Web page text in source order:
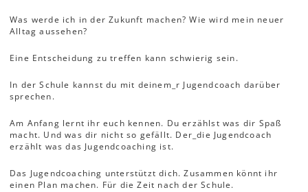
Was werde ich in der Zukunft machen? Wie wird mein neuer
Alltag aussehen?
Eine Entscheidung zu treffen kann schwierig sein.
In der Schule kannst du mit deinem_r Jugendcoach darüber
sprechen.
Am Anfang lernt ihr euch kennen. Du erzählst was dir Spaß
macht. Und was dir nicht so gefällt. Der_die Jugendcoach
erzählt was das Jugendcoaching ist.
Das Jugendcoaching unterstützt dich. Zusammen könnt ihr
einen Plan machen. Für die Zeit nach der Schule.